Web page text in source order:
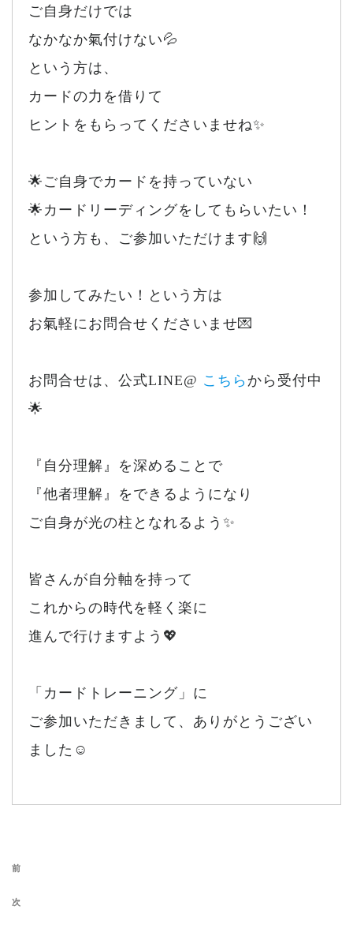
ご自身だけでは
なかなか氣付けない💦
という方は、
カードの力を借りて
ヒントをもらってくださいませね✨
🌟ご自身でカードを持っていない
🌟カードリーディングをしてもらいたい！
という方も、ご参加いただけます🙌
参加してみたい！という方は
お氣軽にお問合せくださいませ💌
お問合せは、公式LINE@ こちら から受付中
🌟
『自分理解』を深めることで
『他者理解』をできるようになり
ご自身が光の柱となれるよう✨
皆さんが自分軸を持って
これからの時代を軽く楽に
進んで行けますよう💖
「カードトレーニング」に
ご参加いただきまして、ありがとうござい
ました☺️
前の投稿
前
次の投稿
次